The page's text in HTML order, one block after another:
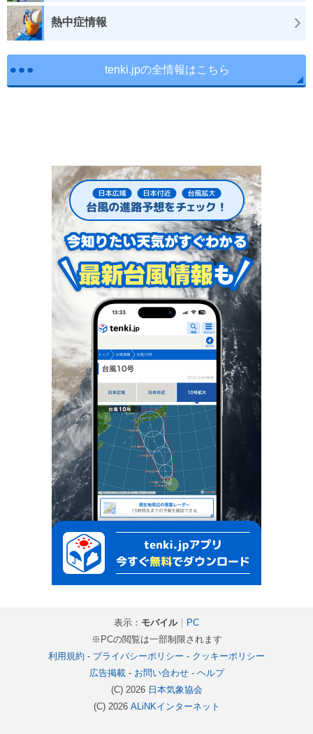
熱中症情報
tenki.jpの全情報はこちら
表示： モバイル｜ PC
※PCの閲覧は一部制限されます
利用規約 - プライバシーポリシー - クッキーポリシー
広告掲載- お問い合わせ- ヘルプ
(C) 2026 日本気象協会
(C) 2026 ALiNKインターネット